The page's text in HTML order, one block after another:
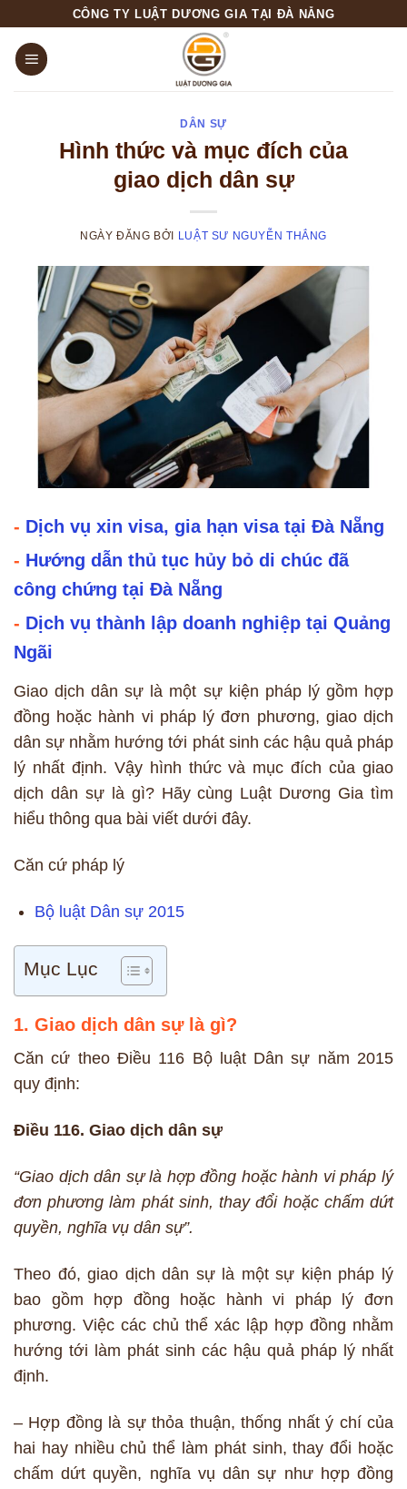
content
CÔNG TY LUẬT DƯƠNG GIA TẠI ĐÀ NẴNG
DÂN SỰ
Hình thức và mục đích của
giao dịch dân sự
NGÀY ĐĂNG BỞI LUẬT SƯ NGUYỄN THẮNG
- Dịch vụ xin visa, gia hạn visa tại Đà Nẵng
- Hướng dẫn thủ tục hủy bỏ di chúc đã
công chứng tại Đà Nẵng
- Dịch vụ thành lập doanh nghiệp tại Quảng
Ngãi
Giao dịch dân sự là một sự kiện pháp lý gồm hợp
đồng hoặc hành vi pháp lý đơn phương, giao dịch
dân sự nhằm hướng tới phát sinh các hậu quả pháp
lý nhất định. Vậy hình thức và mục đích của giao
dịch dân sự là gì? Hãy cùng Luật Dương Gia tìm
hiểu thông qua bài viết dưới đây.
Căn cứ pháp lý
Bộ luật Dân sự 2015
Mục Lục
1. Giao dịch dân sự là gì?
Căn cứ theo Điều 116 Bộ luật Dân sự năm 2015
quy định:
Điều 116. Giao dịch dân sự
“Giao dịch dân sự là hợp đồng hoặc hành vi pháp lý
đơn phương làm phát sinh, thay đổi hoặc chấm dứt
quyền, nghĩa vụ dân sự”.
Theo đó, giao dịch dân sự là một sự kiện pháp lý
bao gồm hợp đồng hoặc hành vi pháp lý đơn
phương. Việc các chủ thể xác lập hợp đồng nhằm
hướng tới làm phát sinh các hậu quả pháp lý nhất
định.
– Hợp đồng là sự thỏa thuận, thống nhất ý chí của
hai hay nhiều chủ thể làm phát sinh, thay đổi hoặc
chấm dứt quyền, nghĩa vụ dân sự như hợp đồng